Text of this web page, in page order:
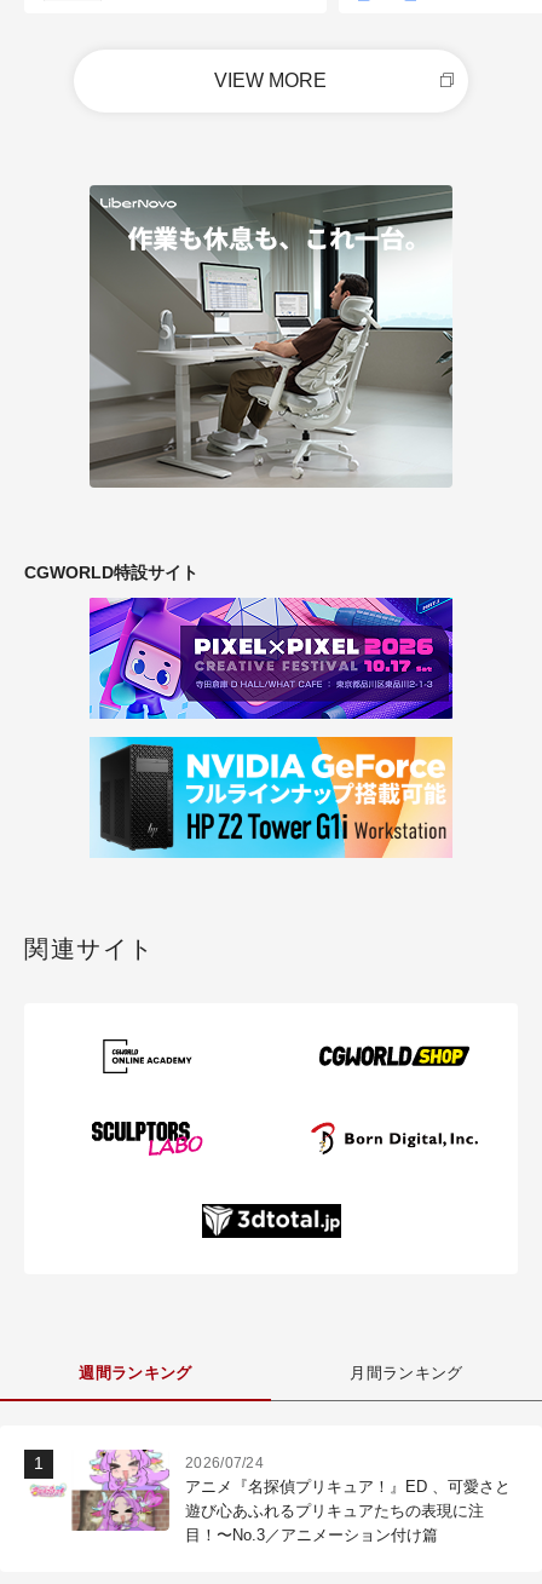
VIEW MORE
CGWORLD特設サイト
関連サイト
週間ランキング 月間ランキング
2026/07/24
アニメ『名探偵プリキュア！』ED 、可愛さと
遊び心あふれるプリキュアたちの表現に注
目！〜No.3／アニメーション付け篇